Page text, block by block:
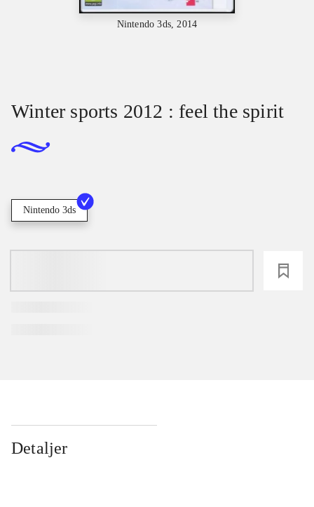
Nintendo 3ds, 2014
Winter sports 2012 : feel the spirit
Nintendo 3ds
Detaljer